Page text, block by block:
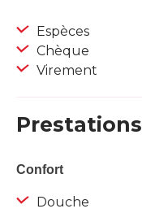
Espèces
Chèque
Virement
Prestations
Confort
Douche